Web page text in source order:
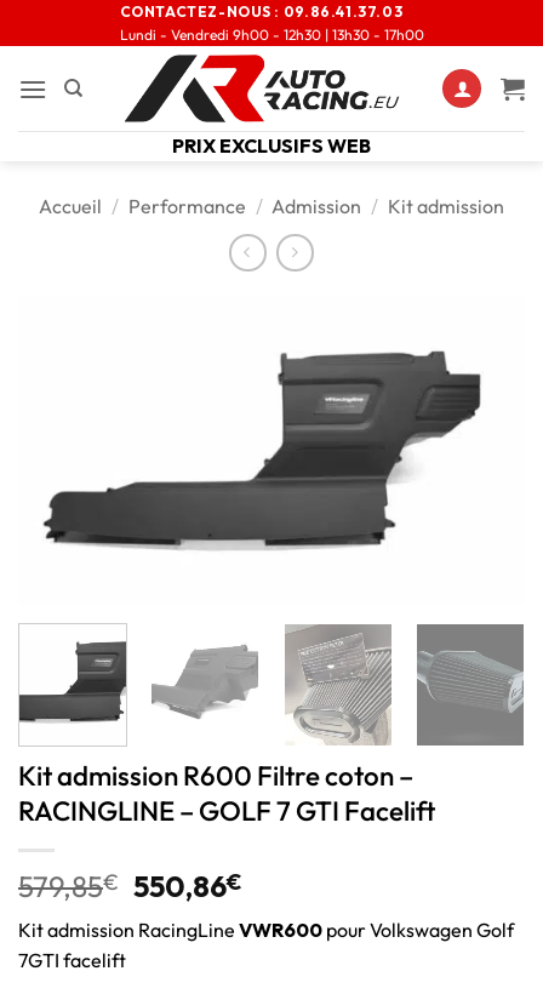
CONTACTEZ-NOUS : 09.86.41.37.03
Lundi - Vendredi 9h00 - 12h30 | 13h30 - 17h00
PRIX EXCLUSIFS WEB
Accueil / Performance / Admission / Kit admission
Kit admission R600 Filtre coton –
RACINGLINE – GOLF 7 GTI Facelift
579,85€ 550,86€
Kit admission RacingLine VWR600 pour Volkswagen Golf
7GTI facelift